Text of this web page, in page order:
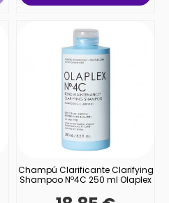
Champú Clarificante Clarifying
Shampoo Nº4C 250 ml Olaplex